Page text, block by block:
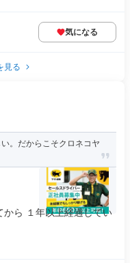
気になる
見る
。だからこそクロネコヤ
ら １年以上経過してい